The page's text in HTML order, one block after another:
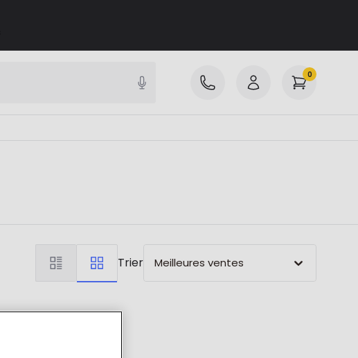
0
Trier Meilleures ventes